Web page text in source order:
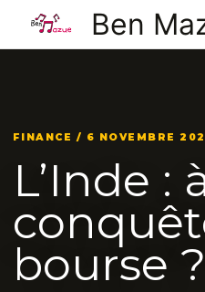
contenu
Ben
FINANCE / 6 NOVEMBRE
L’Inde :
bourse ?